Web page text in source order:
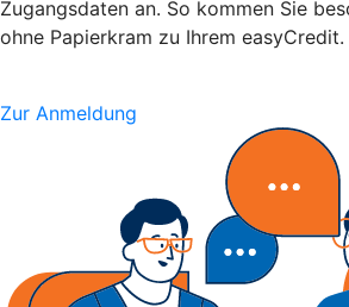
Zugangsdaten an. So kommen Sie
ohne Papierkram zu Ihrem easyCredit.
Zur Anmeldung